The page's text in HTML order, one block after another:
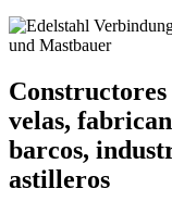
velas,
barcos,
astilleros